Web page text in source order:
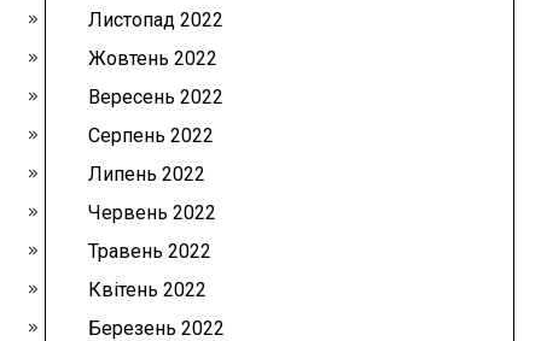
Листопад 2022
Жовтень 2022
Вересень 2022
Серпень 2022
Липень 2022
Червень 2022
Травень 2022
Квітень 2022
Березень 2022